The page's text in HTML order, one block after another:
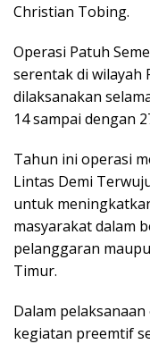
Christian Tobing.
Operasi Patuh
serentak di wilayah
dilaksanakan
14 sampai dengan
Tahun ini operasi
Lintas Demi
untuk
masyarakat dalam
pelanggaran
Timur.
Dalam
kegiatan preemtif